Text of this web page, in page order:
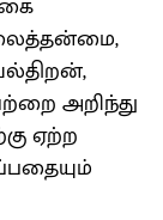
அறிந்து
ஏற்ற